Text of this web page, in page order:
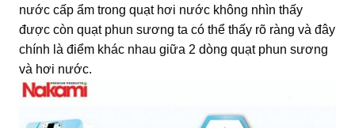
nước cấp ẩm trong quạt hơi nước không nhìn thấy
được còn quạt phun sương ta có thể thấy rõ ràng và đây
chính là điểm khác nhau giữa 2 dòng quạt phun sương
và hơi nước.